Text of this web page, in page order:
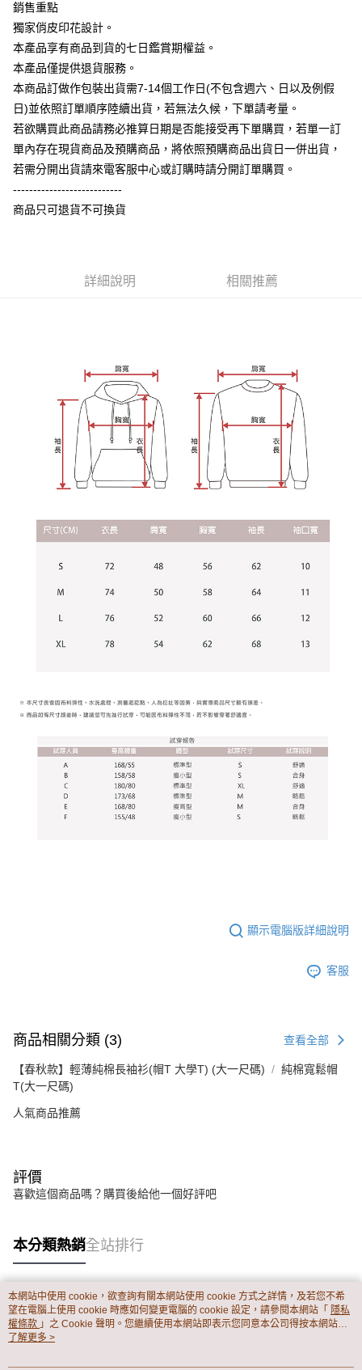
1.本服務由台灣大哥大提供，台灣大哥大用戶可立即使用無須另外申請。
2.付款方式選擇「大哥付你分期」，訂單成立後會自動跳轉到大哥付的交易
流程，驗證手機門號後，選擇欲分期的期數、繳款截止日，確認付款後即完
成交易。
3.實際核准額度、可分期數及費用金額請依後續交易確認頁面所載為準。
4.訂單成立30分鐘內，如未前往確認交易或遇審核未通過，訂單將自動取
消。如遇「轉專審核」未通過狀況，表示未達大哥付你分期系統評分，恕無
法說明評估內容。
【繳款方式說明】
1.分期款項不併入電信帳單，「大哥付你分期」於每月結算日後寄送繳費提
2.透過簡訊連結打開帳單後，可選擇「超商條碼／台灣大直營門市／銀行轉
帳／街口支付／iPASS MONEY」等通路繳費。
【注意事項】
2.基於同意付款使用「大哥付你分期」之契約關係目的，商店將以您的個人
資料（包含姓名、電話或地址）提供予台灣大哥大進項蒐集、處理及利用，
AFTEE先享後付
相關說明
【關於「AFTEE先享後付」】
AFTEE先享後付是「在收到商品之後才付款」的支付方式。 讓您購物簡單
１．簡單：不需註冊會員、不需綁卡、不需儲值。
２．便利：只要手機號碼，簡訊認證，即可結帳。
３．安心：先確認商品／服務後，再付款。
【「AFTEE先享後付」結帳流程】
１．於結帳方式選擇「AFTEE先享後付」後，將跳轉至「AFTEE先享後付」
２．訂單成立數日內，您將收到繳費通知簡訊。
３．收到繳費通知簡訊後14天內，點擊此簡訊中的連結，可透過四大超商／
※ 交易是否成功請以「AFTEE先享後付 」之結帳頁面顯示為準，若有關於
易，需依本服務之必要範圍內提供個人資料，並將交易相關給付款項請求債
權轉讓予恩沛科技股份有限公司。
２．關於個人資料處理事宜，請瀏覽以下網址：
https://aftee.tw/terms/#terms3
３．未成年的使用者請事先徵得法定代理人或監護人之同意方可使用
「AFTEE先享後付」，若未經同意申辦者引起之損失，本公司不負相關責
４．使用「AFTEE先享後付」時，將依據個別帳號之用戶狀況，依本公司即
時審查核予不同之上限額度；若仍有額度不足之情形，本公司將視審查結果
恩沛科技股份有限公司將有權停止該用戶之使用額度並採取法律行動。
ATM付款
運送方式
全家付款取貨
每筆NT$65，滿NT$899(含以上)免運費
付款後全家取貨
付款後7-11取貨
銷售重點
獨家俏皮印花設計。
本產品享有商品到貨的七日鑑賞期權益。
本產品僅提供退貨服務。
本商品訂做作包裝出貨需7-14個工作日(不包含週六、日以及例假
日)並依照訂單順序陸續出貨，若無法久候，下單請考量。
若欲購買此商品請務必推算日期是否能接受再下單購買，若單一訂
單內存在現貨商品及預購商品，將依照預購商品出貨日一併出貨，
若需分開出貨請來電客服中心或訂購時請分開訂單購買。
---------------------------
商品只可退貨不可換貨
詳細說明 相關推薦
顯示電腦版詳細說明
客服
商品相關分類 (3) 查看全部
【春秋款】輕薄純棉長袖衫(帽T 大學T) (大一尺碼)
純棉寬鬆帽
T(大一尺碼)
人氣商品推薦
評價
喜歡這個商品嗎？購買後給他一個好評吧
本分類熱銷全站排行
熱門標籤
本網站中使用 cookie，欲查詢有關本網站使用 cookie 方式之詳情，及若您不希
望在電腦上使用 cookie 時應如何變更電腦的 cookie 設定，請參閱本網站「 隱私
權條款 」之 Cookie 聲明。您繼續使用本網站即表示您同意本公司得按本網站使
用條款之 Cookie 聲明使用 cookie。
了解更多 >